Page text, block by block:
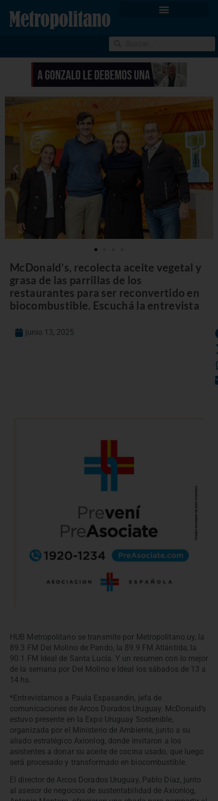
McDonald’s, recolecta aceite vegetal y
grasa de las parrillas de los
restaurantes para ser reconvertido en
biocombustible. Escuchá la entrevista
junio 13, 2025
HUB Metropolitano se transmite por Metropolitano.uy, la
89.3 FM Del Molino de Pando, la 89.9 FM Atlántida, la
90.1 FM Ideal de Santa Lucía. Y un resumen con lo mejor
de la semana por Del Molino e Ideal los sábados de 13 a
14 hs.
*Entrevistamos a Paula Espasandín, jefa de
comunicaciones de Arcos Dorados Uruguay. McDonald’s
estuvo presente en la Expo Uruguay Sostenible,
organizada por el Ministerio de Ambiente, junto a su
aliado estratégico Axionlog, donde invitaron a los
asistentes a donar su aceite de cocina usado, que luego
será procesado y transformado en biocombustible.
El director de Arcos Dorados Uruguay, Pablo Díaz, junto
al asesor de negocios de sustentabilidad de Axionlog,